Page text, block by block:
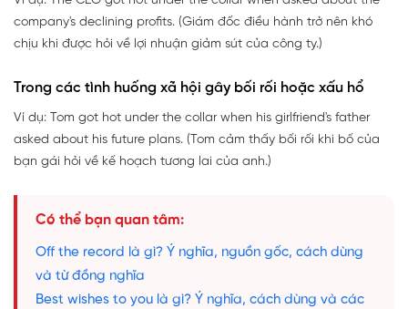
company's declining profits. (Giám đốc điều hành trở nên khó
chịu khi được hỏi về lợi nhuận giảm sút của công ty.)
Trong các tình huống xã hội gây bối rối hoặc xấu hổ
Ví dụ: Tom got hot under the collar when his girlfriend's father
asked about his future plans. (Tom cảm thấy bối rối khi bố của
bạn gái hỏi về kế hoạch tương lai của anh.)
Có thể bạn quan tâm:
Off the record là gì? Ý nghĩa, nguồn gốc, cách dùng
và từ đồng nghĩa
Best wishes to you là gì? Ý nghĩa, cách dùng và các